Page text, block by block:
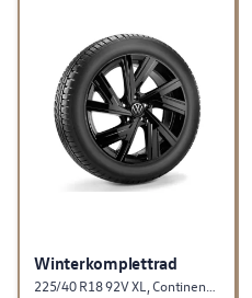
Winterkomplettrad
225/40 R18 92V XL, Continental WinterContact TS870P, Bergamo, Schwarz, rechts